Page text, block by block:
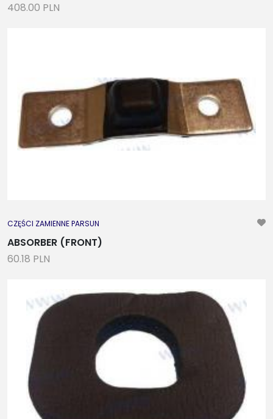
408.00 PLN
CZĘŚCI ZAMIENNE PARSUN
ABSORBER (FRONT)
60.18 PLN